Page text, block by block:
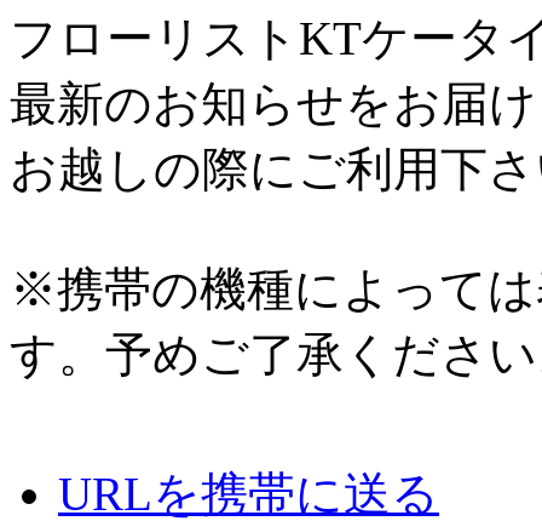
フローリストKTケータ
最新のお知らせをお届
お越しの際にご利用下
※携帯の機種によって
す。予めご了承くださ
URLを携帯に送る